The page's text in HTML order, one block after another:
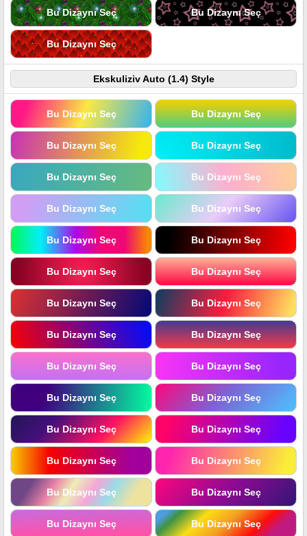
Bu Dizaynı Seç Bu Dizaynı Seç
Bu Dizaynı Seç
Ekskuliziv Auto (1.4) Style
Bu Dizaynı Seç Bu Dizaynı Seç
Bu Dizaynı Seç Bu Dizaynı Seç
Bu Dizaynı Seç Bu Dizaynı Seç
Bu Dizaynı Seç Bu Dizaynı Seç
Bu Dizaynı Seç Bu Dizaynı Seç
Bu Dizaynı Seç Bu Dizaynı Seç
Bu Dizaynı Seç Bu Dizaynı Seç
Bu Dizaynı Seç Bu Dizaynı Seç
Bu Dizaynı Seç Bu Dizaynı Seç
Bu Dizaynı Seç Bu Dizaynı Seç
Bu Dizaynı Seç Bu Dizaynı Seç
Bu Dizaynı Seç Bu Dizaynı Seç
Bu Dizaynı Seç Bu Dizaynı Seç
Bu Dizaynı Seç Bu Dizaynı Seç